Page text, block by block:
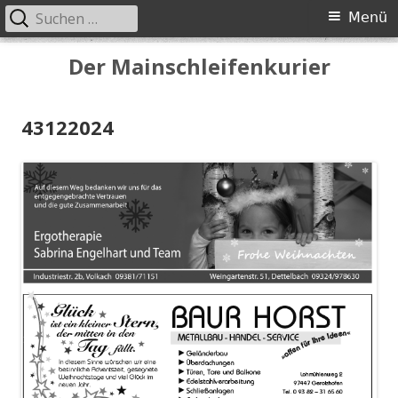
Der Mainschleifenkurier
Primäres
Menü
Suchen
nach:
43122024